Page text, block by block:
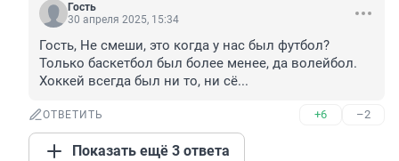
Гость
30 апреля 2025, 15:34
Гость, Не смеши, это когда у нас был футбол?
Только баскетбол был более менее, да волейбол.
Хоккей всегда был ни то, ни сё...
ОТВЕТИТЬ +6 –2
Показать ещё 3 ответа